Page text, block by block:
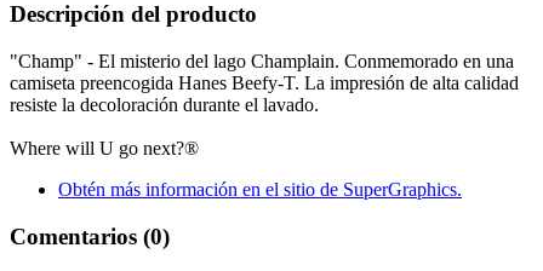
Descripción del producto
"Champ" - El misterio del lago Champlain. Conmemorado en una
camiseta preencogida Hanes Beefy-T. La impresión de alta calidad
resiste la decoloración durante el lavado.
Where will U go next?®
Obtén más información en el sitio de SuperGraphics.
Comentarios (0)